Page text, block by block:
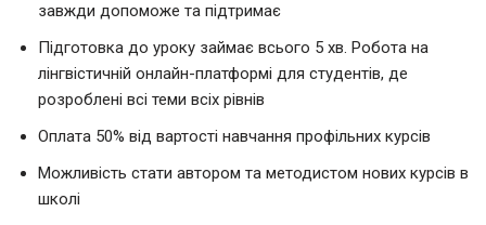
завжди допоможе та підтримає
Підготовка до уроку займає всього 5 хв. Робота на
лінгвістичній онлайн-платформі для студентів, де
розроблені всі теми всіх рівнів
Оплата 50% від вартості навчання профільних курсів
Можливість стати автором та методистом нових курсів в
школі